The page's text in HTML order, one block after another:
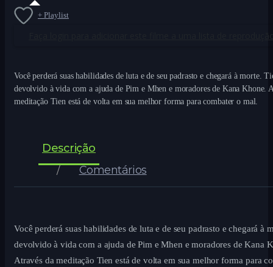
+ Playlist
Faça login para adicionar este filme a uma lista de
Você perderá suas habilidades de luta e de seu padrasto e chegará à morte.
devolvido à vida com a ajuda de Pim e Mhen e moradores de Kana Khone.
meditação Tien está de volta em sua melhor forma para combater o mal.
Descrição
Comentários
Você perderá suas habilidades de luta e de seu padrasto e chegará à
devolvido à vida com a ajuda de Pim e Mhen e moradores de Kana
Através da meditação Tien está de volta em sua melhor forma para